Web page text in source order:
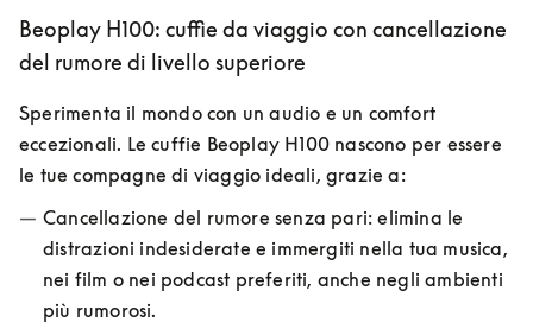
Beoplay H100: cuffie da viaggio con cancellazione
del rumore di livello superiore
Sperimenta il mondo con un audio e un comfort
eccezionali. Le cuffie Beoplay H100 nascono per essere
le tue compagne di viaggio ideali, grazie a:
Cancellazione del rumore senza pari: elimina le
distrazioni indesiderate e immergiti nella tua musica,
nei film o nei podcast preferiti, anche negli ambienti
più rumorosi.